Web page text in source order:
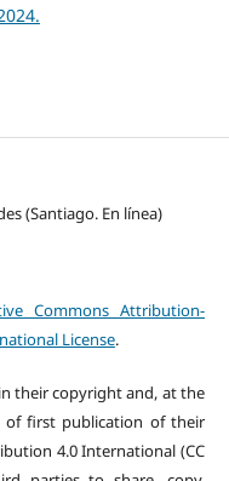
(Santiago. En línea)
Commons Attribution-
License.
their copyright and, at the
first publication of their
4.0 International (CC